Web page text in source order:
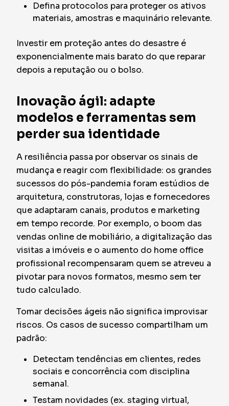
Defina protocolos para proteger os ativos
materiais, amostras e maquinário relevante.
Investir em proteção antes do desastre é
exponencialmente mais barato do que reparar
depois a reputação ou o bolso.
Inovação ágil: adapte
modelos e ferramentas sem
perder sua identidade
A resiliência passa por observar os sinais de
mudança e reagir com flexibilidade: os grandes
sucessos do pós-pandemia foram estúdios de
arquitetura, construtoras, lojas e fornecedores
que adaptaram canais, produtos e marketing
em tempo recorde. Por exemplo, o boom das
vendas online de mobiliário, a digitalização das
visitas a imóveis e o aumento do home office
profissional recompensaram quem se atreveu a
pivotar para novos formatos, mesmo sem ter
tudo calculado.
Tomar decisões ágeis não significa improvisar
riscos. Os casos de sucesso compartilham um
padrão:
Detectam tendências em clientes, redes
sociais e concorrência com disciplina
semanal.
Testam novidades (ex. staging virtual,